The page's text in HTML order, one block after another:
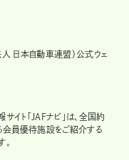
人 日本自動車連盟）公式ウェ
イト「JAFナビ」は、全国約
員優待施設をご紹介する
。